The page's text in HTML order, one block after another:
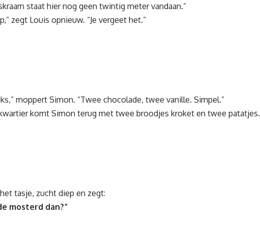
staat hier nog geen twintig meter vandaan.”
zegt Louis opnieuw. “Je vergeet het.”
moppert Simon. “Twee chocolade, twee vanille. Simpel.”
komt Simon terug met twee broodjes kroket en twee patatjes.
tasje, zucht diep en zegt:
mosterd dan?”